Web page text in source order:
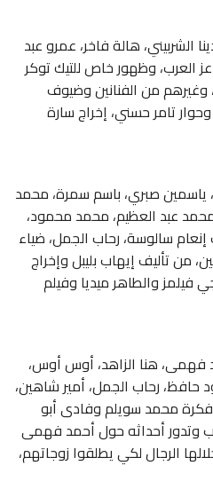
الشربيني، هالة فاخر، عمرو عبد
عز العرب، وظهور خاص للتيك توكر
وغيرهم من الفنانين وضيوف
تامر حسني، إخراج سارة
ياسمين صبري، باسم سمرة، محمد
محمد عبد العظيم، محمد محمود،
سالوسة، رحاب الجمل، ضياء
من تأليف إيهاب بليبل وإخراج
فيلمز والطاهر ميديا وفيلم
هنا الزاهد، أوس أوس،
حافظ، رحاب الجمل، أمير شاهين،
محمد سويلم وفادى أبو
وتدور أحداثه حول أحمد فهمى
الرجال لكي يطلقوا زوجاتهم،